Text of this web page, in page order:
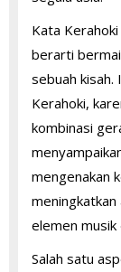
Kata
berarti
sebuah
Kerahoki,
kombinasi
mengenakan
elemen
Salah satu